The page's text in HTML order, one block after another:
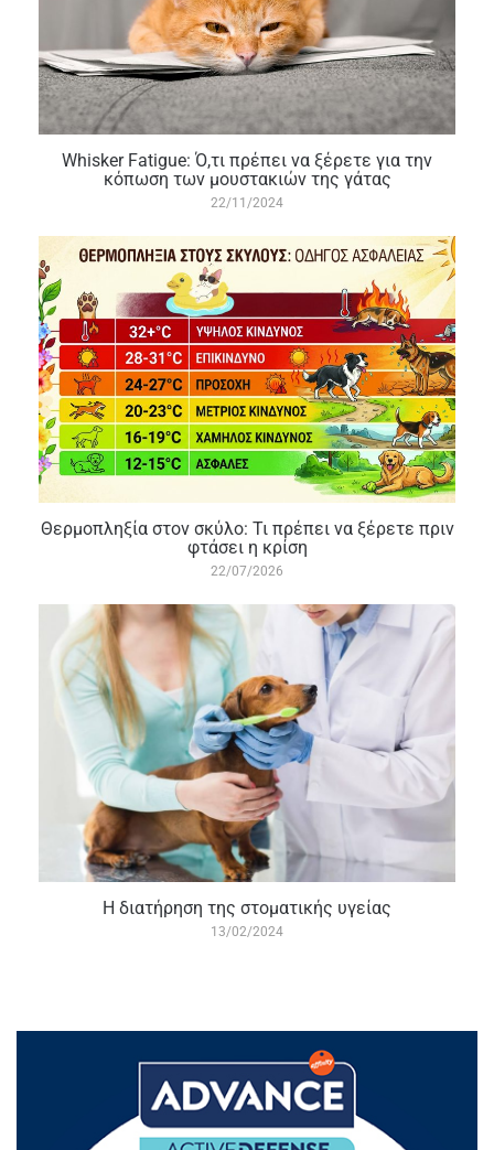
Whisker Fatigue: Ό,τι πρέπει να ξέρετε για την
κόπωση των μουστακιών της γάτας
22/11/2024
Θερμοπληξία στον σκύλο: Τι πρέπει να ξέρετε πριν
φτάσει η κρίση
22/07/2026
Η διατήρηση της στοματικής υγείας
13/02/2024